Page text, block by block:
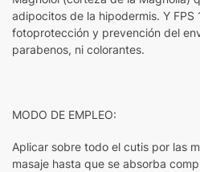
adipocitos de la hipodermis. Y FPS
fotoprotección y prevención del
parabenos, ni colorantes.
MODO DE EMPLEO:
Aplicar sobre todo el cutis por las
masaje hasta que se absorba